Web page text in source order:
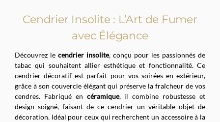
Cendrier Insolite : L’Art de Fumer
avec Élégance
Découvrez le cendrier insolite, conçu pour les passionnés de
tabac qui souhaitent allier esthétique et fonctionnalité. Ce
cendrier décoratif est parfait pour vos soirées en extérieur,
grâce à son couvercle élégant qui préserve la fraîcheur de vos
cendres. Fabriqué en céramique, il combine robustesse et
design soigné, faisant de ce cendrier un véritable objet de
décoration. Idéal pour ceux qui recherchent un accessoire à la